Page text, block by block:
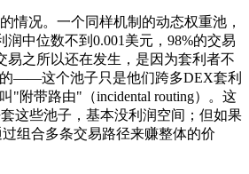
情况。一个同样机制的动态权重池，
润中位数不到0.001美元，98%的交易
易之所以还在发生，是因为套利者不
——这个池子只是他们跨多DEX套利
"附带路由"（incidental routing）。这
这些池子，基本没利润空间；但如果
组合多条交易路径来赚整体的价